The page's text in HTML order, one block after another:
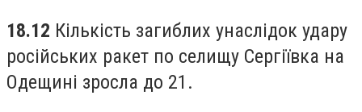
18.12 Кількість загиблих унаслідок удару
російських ракет по селищу Сергіївка на
Одещині зросла до 21.